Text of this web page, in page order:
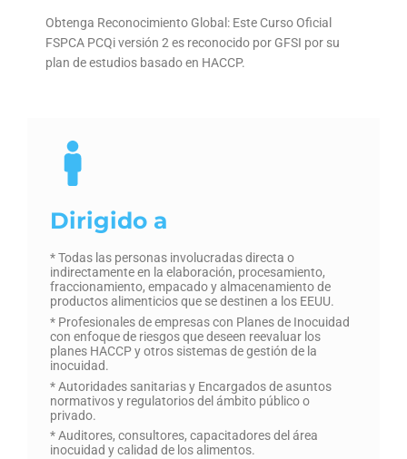
Obtenga Reconocimiento Global: Este Curso Oficial
FSPCA PCQi versión 2 es reconocido por GFSI por su
plan de estudios basado en HACCP.
Dirigido a
* Todas las personas involucradas directa o
indirectamente en la elaboración, procesamiento,
fraccionamiento, empacado y almacenamiento de
productos alimenticios que se destinen a los EEUU.
* Profesionales de empresas con Planes de Inocuidad
con enfoque de riesgos que deseen reevaluar los
planes HACCP y otros sistemas de gestión de la
inocuidad.
* Autoridades sanitarias y Encargados de asuntos
normativos y regulatorios del ámbito público o
privado.
* Auditores, consultores, capacitadores del área
inocuidad y calidad de los alimentos.